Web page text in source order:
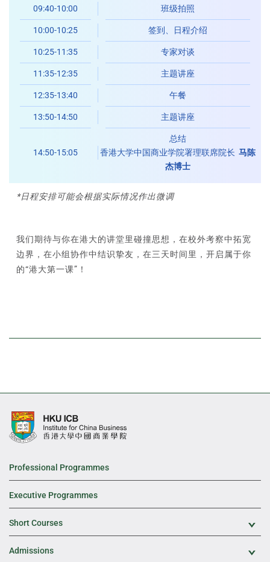
09:40-10:00 班级拍照
10:00-10:25 签到、日程介绍
10:25-11:35 专家对谈
11:35-12:35 主题讲座
12:35-13:40 午餐
13:50-14:50 主题讲座
14:50-15:05
总结
香港大学中国商业学院署理联席院长 马陈
杰博士
*日程安排可能会根据实际情况作出微调
我们期待与你在港大的讲堂里碰撞思想，在校外考察中拓宽
边界，在小组协作中结识挚友，在三天时间里，开启属于你
的“港大第一课”！
Professional Programmes
Executive Programmes
Short Courses
Admissions